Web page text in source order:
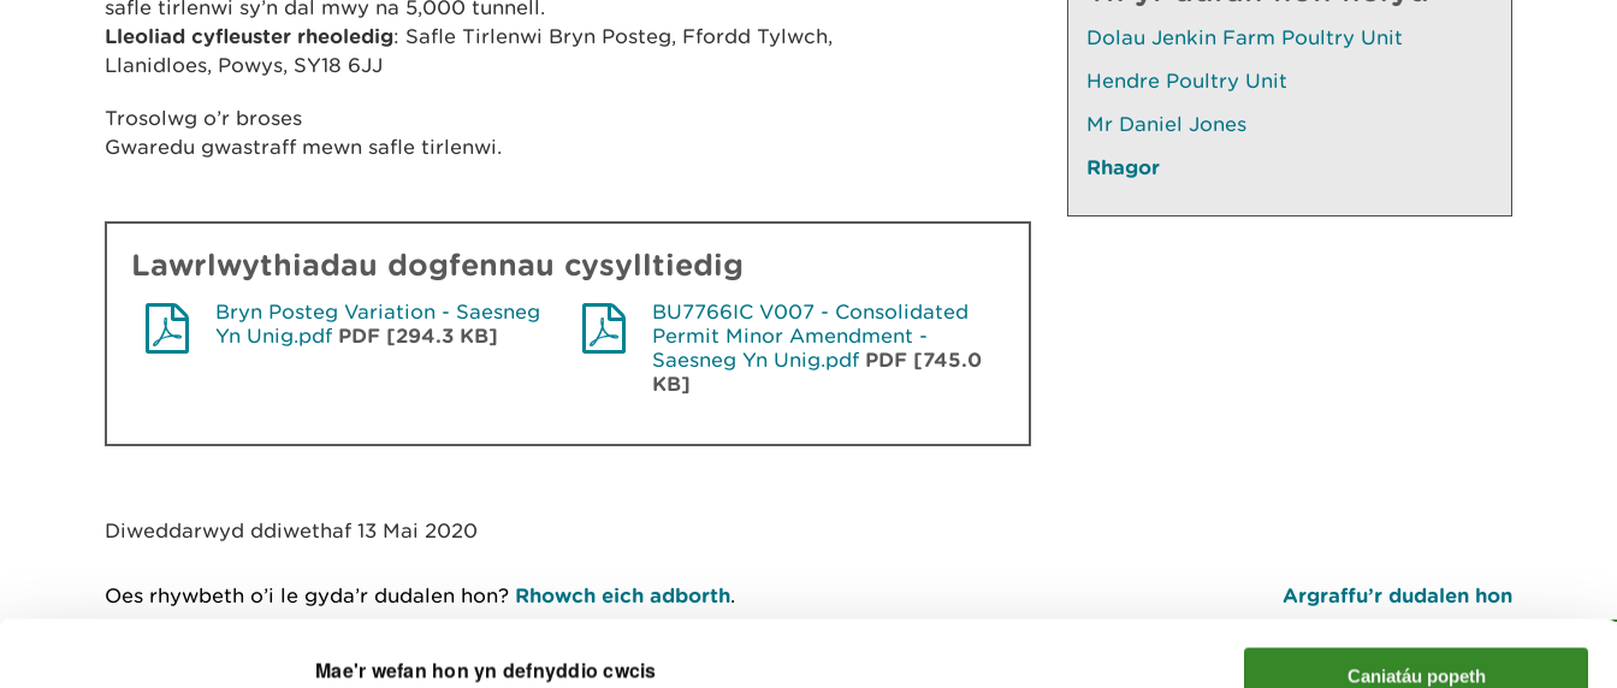
Mae'r wefan hon yn defnyddio cwcis Caniatáu popeth
safle tirlenwi sy’n dal mwy na 5,000 tunnell.
Lleoliad cyfleuster rheoledig: Safle Tirlenwi Bryn Posteg, Ffordd Tylwch,
Llanidloes, Powys, SY18 6JJ
Trosolwg o’r broses
Gwaredu gwastraff mewn safle tirlenwi.
Lawrlwythiadau dogfennau cysylltiedig
Bryn Posteg Variation - Saesneg
Yn Unig.pdf PDF [294.3 KB]
BU7766IC V007 - Consolidated
Permit Minor Amendment -
Saesneg Yn Unig.pdf PDF [745.0
KB]
Dolau Jenkin Farm Poultry Unit
Hendre Poultry Unit
Mr Daniel Jones
Rhagor
Diweddarwyd ddiwethaf 13 Mai 2020
Oes rhywbeth o’i le gyda’r dudalen hon? Rhowch eich adborth. Argraffu’r dudalen hon
I fyny